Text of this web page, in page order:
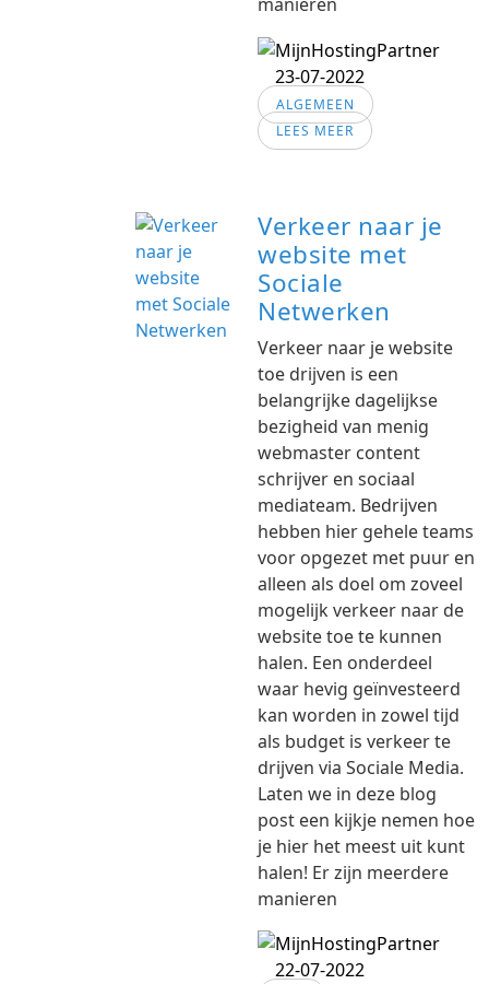
23-07-2022
ALGEMEEN
LEES MEER
Verkeer naar je
website met
Sociale
Netwerken
Verkeer naar je website
toe drijven is een
belangrijke dagelijkse
bezigheid van menig
webmaster content
schrijver en sociaal
mediateam. Bedrijven
hebben hier gehele teams
voor opgezet met puur en
alleen als doel om zoveel
mogelijk verkeer naar de
website toe te kunnen
halen. Een onderdeel
waar hevig geïnvesteerd
kan worden in zowel tijd
als budget is verkeer te
drijven via Sociale Media.
Laten we in deze blog
post een kijkje nemen hoe
je hier het meest uit kunt
halen! Er zijn meerdere
manieren
22-07-2022